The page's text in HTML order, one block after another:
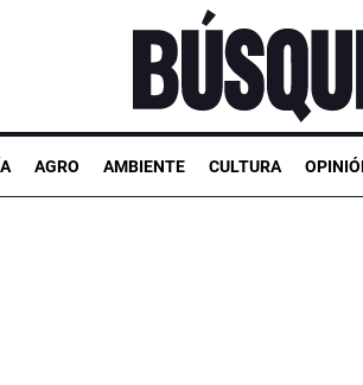
AGRO AMBIENTE CULTURA